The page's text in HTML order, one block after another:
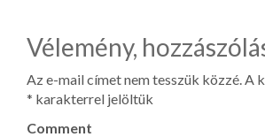
Vélemény,
Az e-mail címet nem tesszük közzé. A
* karakterrel jelöltük
Comment